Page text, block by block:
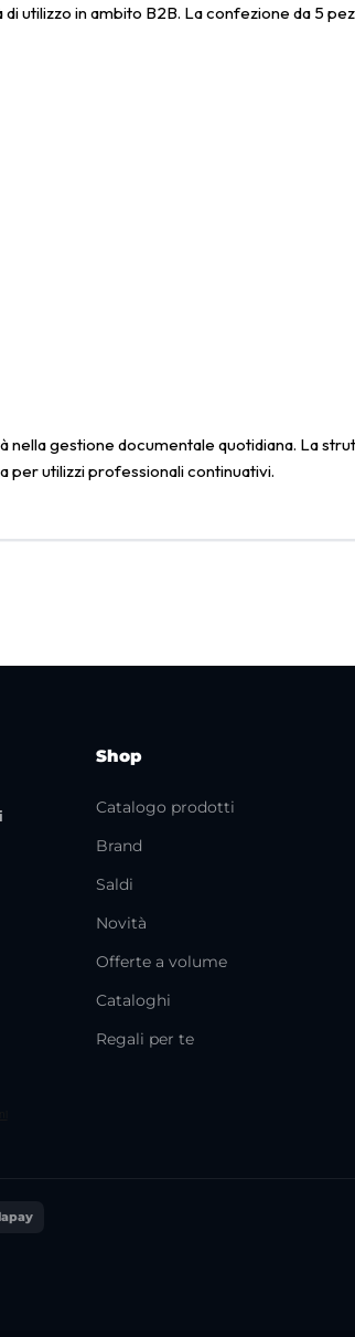
utilizzo in ambito B2B. La confezione da 5
gestione documentale quotidiana. La
per utilizzi professionali continuativi.
Shop
Catalogo prodotti
Brand
Saldi
Novità
Offerte a volume
Cataloghi
Regali per te